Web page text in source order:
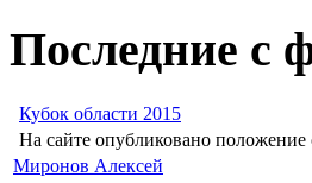
Последние с
Кубок области 2015
На сайте опубликовано
Миронов Алексей